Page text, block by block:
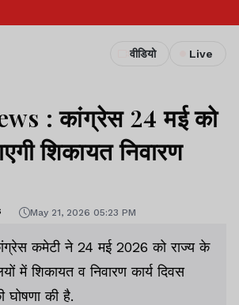
वीडियो Live
: कांग्रेस 24 मई को
शिकायत निवारण
May 21, 2026 05:23 PM
कमेटी ने 24 मई 2026 को राज्य के
में शिकायत व निवारण कार्य दिवस
की है.